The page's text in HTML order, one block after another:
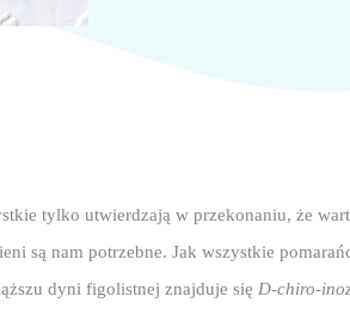
tylko utwierdzają w przekonaniu, że
są nam potrzebne. Jak wszystkie
dyni figolistnej znajduje się D-chiro-